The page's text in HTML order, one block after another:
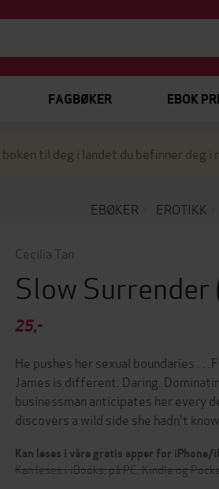
FAGBØKER EBOK
til deg i landet du befinner deg i
EBØKER EROTIKK
Cecilia Tan
Slow Surrender
25,-
He pushes her sexual boundaries . .
James is different. Daring.
businessman anticipates her every
discovers a wild side she hadn't
Kan leses i våre gratis apper for
Kan leses i iBooks, på PC, Kindle og